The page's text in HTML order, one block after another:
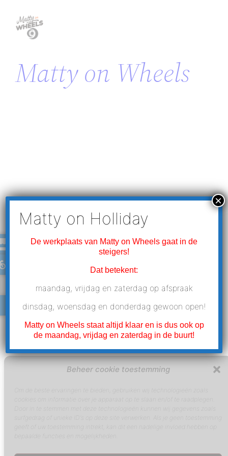
Beheer cookie toestemming
Om de beste ervaringen te bieden, gebruiken wij technologieën zoals
cookies om informatie over je apparaat op te slaan en/of te raadplegen.
Door in te stemmen met deze technologieën kunnen wij gegevens zoals
surfgedrag of unieke ID's op deze site verwerken. Als je geen toestemming
geeft of uw toestemming intrekt, kan dit een nadelige invloed hebben op
bepaalde functies en mogelijkheden.
Matty on Wheels
Hello world!
Welcome to WordPress. This is your first post.
Edit or delete it, then start writing!
Matty on Holliday
De werkplaats van Matty on Wheels gaat in de
steigers!
Dat betekent:
maandag, vrijdag en zaterdag op afspraak
dinsdag, woensdag en donderdag gewoon open!
Matty on Wheels staat altijd klaar en is dus ook op
de maandag, vrijdag en zaterdag in de buurt!
×